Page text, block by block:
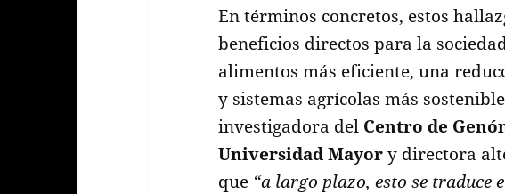
En términos concretos, estos
beneficios directos para la
alimentos más eficiente, una
y sistemas agrícolas más
investigadora del Centro de
Universidad Mayory directora
que “a largo plazo, esto se traduce